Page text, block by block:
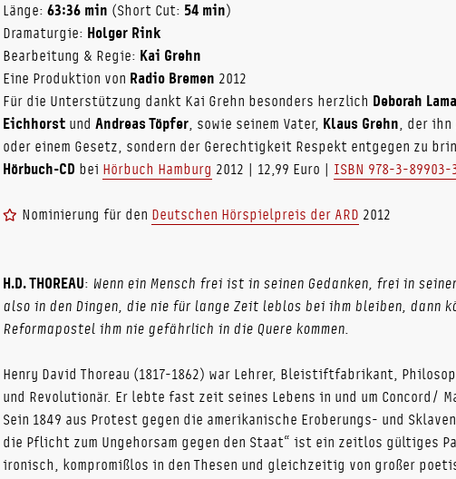
Länge: 63:36 min (Short Cut: 54 min)
Dramaturgie: Holger Rink
Bearbeitung & Regie: Kai Grehn
Eine Produktion von Radio Bremen 2012
Für die Unterstützung dankt Kai Grehn besonders herzlich Deborah
Eichhorstund Andreas Töpfer, sowie seinem Vater, Klaus Grehn, der
oder einem Gesetz, sondern der Gerechtigkeit Respekt entgegen zu
Hörbuch-CD bei Hörbuch Hamburg 2012 | 12,99 Euro | ISBN 978-3-89903-
Nominierung für den Deutschen Hörspielpreis der ARD 2012
H.D. THOREAU: Wenn ein Mensch frei ist in seinen Gedanken, frei in
also in den Dingen, die nie für lange Zeit leblos bei ihm bleiben, dann
Reformapostel ihm nie gefährlich in die Quere kommen.
Henry David Thoreau (1817-1862) war Lehrer, Bleistiftfabrikant,
und Revolutionär. Er lebte fast zeit seines Lebens in und um Concord/
Sein 1849 aus Protest gegen die amerikanische Eroberungs- und
die Pflicht zum Ungehorsam gegen den Staat“ ist ein zeitlos gültiges
ironisch, kompromißlos in den Thesen und gleichzeitig von großer